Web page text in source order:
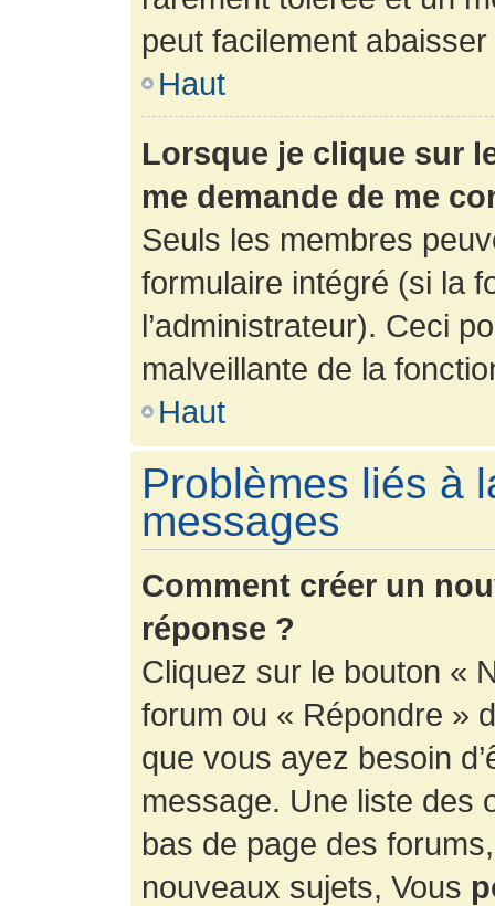
peut facilement
Haut
Lorsque je clique sur
me demande de me
Seuls les membres
formulaire intégré (si la
l’administrateur). Ceci
malveillante de la
Haut
Problèmes liés à
messages
Comment créer un
réponse ?
Cliquez sur le bouton «
forum ou « Répondre »
que vous ayez besoin
message. Une liste des
bas de page des
nouveaux sujets, Vous